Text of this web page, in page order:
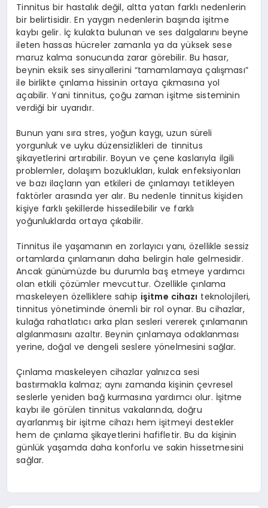
Tinnitus bir hastalık değil, altta yatan farklı nedenlerin
bir belirtisidir. En yaygın nedenlerin başında işitme
kaybı gelir. İç kulakta bulunan ve ses dalgalarını beyne
ileten hassas hücreler zamanla ya da yüksek sese
maruz kalma sonucunda zarar görebilir. Bu hasar,
beynin eksik ses sinyallerini “tamamlamaya çalışması”
ile birlikte çınlama hissinin ortaya çıkmasına yol
açabilir. Yani tinnitus, çoğu zaman işitme sisteminin
verdiği bir uyarıdır.
Bunun yanı sıra stres, yoğun kaygı, uzun süreli
yorgunluk ve uyku düzensizlikleri de tinnitus
şikayetlerini artırabilir. Boyun ve çene kaslarıyla ilgili
problemler, dolaşım bozuklukları, kulak enfeksiyonları
ve bazı ilaçların yan etkileri de çınlamayı tetikleyen
faktörler arasında yer alır. Bu nedenle tinnitus kişiden
kişiye farklı şekillerde hissedilebilir ve farklı
yoğunluklarda ortaya çıkabilir.
Tinnitus ile yaşamanın en zorlayıcı yanı, özellikle sessiz
ortamlarda çınlamanın daha belirgin hale gelmesidir.
Ancak günümüzde bu durumla baş etmeye yardımcı
olan etkili çözümler mevcuttur. Özellikle çınlama
maskeleyen özelliklere sahip işitme cihazı teknolojileri,
tinnitus yönetiminde önemli bir rol oynar. Bu cihazlar,
kulağa rahatlatıcı arka plan sesleri vererek çınlamanın
algılanmasını azaltır. Beynin çınlamaya odaklanması
yerine, doğal ve dengeli seslere yönelmesini sağlar.
Çınlama maskeleyen cihazlar yalnızca sesi
bastırmakla kalmaz; aynı zamanda kişinin çevresel
seslerle yeniden bağ kurmasına yardımcı olur. İşitme
kaybı ile görülen tinnitus vakalarında, doğru
ayarlanmış bir işitme cihazı hem işitmeyi destekler
hem de çınlama şikayetlerini hafifletir. Bu da kişinin
günlük yaşamda daha konforlu ve sakin hissetmesini
sağlar.